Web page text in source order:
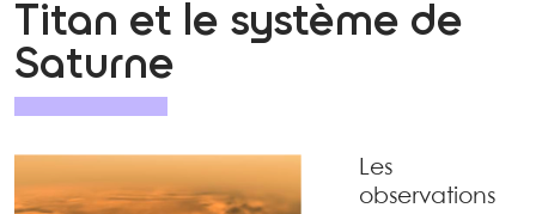
Titan et le système de
Saturne
Les
observations